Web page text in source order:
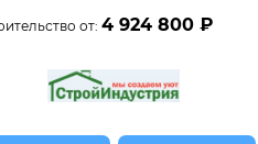
от:4 924 800 ₽